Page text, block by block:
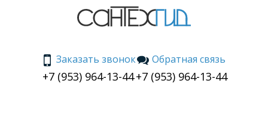
Заказать звонок
+7 (953) 964-13-44
Обратная связь
+7 (953) 964-13-44